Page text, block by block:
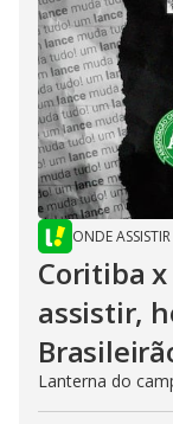
ONDE ASSISTIR
Coritiba
assistir,
Lanterna do